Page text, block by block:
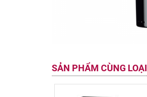
SẢN PHẨM CÙNG LOẠI